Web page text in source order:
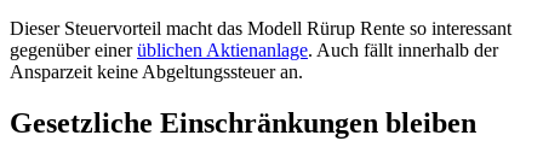
Dieser Steuervorteil macht das Modell Rürup Rente so interessant
gegenüber einerüblichen Aktienanlage. Auch fällt innerhalb der
Ansparzeit keine Abgeltungssteuer an.
Gesetzliche Einschränkungen bleiben